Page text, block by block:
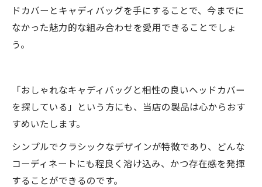
ドカバーとキャディバッグを手にすることで、今までに
なかった魅力的な組み合わせを愛用できることでしょ
う。
「おしゃれなキャディバッグと相性の良いヘッドカバー
を探している」という方にも、当店の製品は心からおす
すめいたします。
シンプルでクラシックなデザインが特徴であり、どんな
コーディネートにも程良く溶け込み、かつ存在感を発揮
することができるのです。